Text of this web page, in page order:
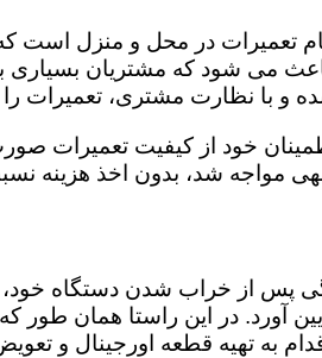
تعمیرات در محل و منزل
می شود که مشتریان بسیاری
با نظارت مشتری، تعمیرات را
خود از کیفیت تعمیرات
مواجه شد، بدون اخذ هزینه
پس از خراب شدن دستگاه
آورد. در این راستا همان
به تهیه قطعه اورجینال و